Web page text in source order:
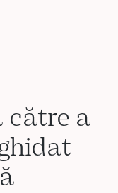
către a